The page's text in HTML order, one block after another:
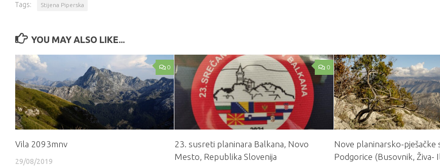
Tags: Stijena Piperska
YOU MAY ALSO LIKE...
0
Vila 2093mnv
29/08/2019
0
23. susreti planinara Balkana, Novo
Mesto, Republika Slovenija
Nove planinarsko-pješačke
Podgorice (Busovnik, Živa-